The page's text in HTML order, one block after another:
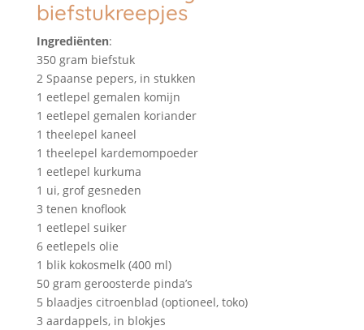
biefstukreepjes
Ingrediënten:
350 gram biefstuk
2 Spaanse pepers, in stukken
1 eetlepel gemalen komijn
1 eetlepel gemalen koriander
1 theelepel kaneel
1 theelepel kardemompoeder
1 eetlepel kurkuma
1 ui, grof gesneden
3 tenen knoflook
1 eetlepel suiker
6 eetlepels olie
1 blik kokosmelk (400 ml)
50 gram geroosterde pinda’s
5 blaadjes citroenblad (optioneel, toko)
3 aardappels, in blokjes